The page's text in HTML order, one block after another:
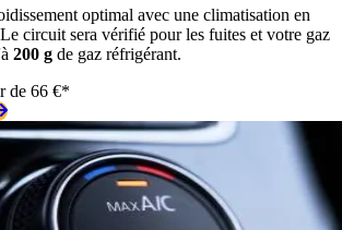
optimal avec une climatisation en
circuit sera vérifié pour les fuites et votre gaz
200 g de gaz réfrigérant.
de 66 €*